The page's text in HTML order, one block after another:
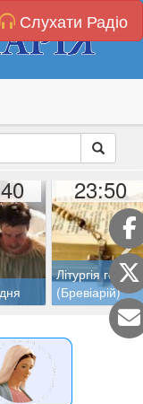
Слухати Радіо
23:50
Літургія годин
(Бревіарій)